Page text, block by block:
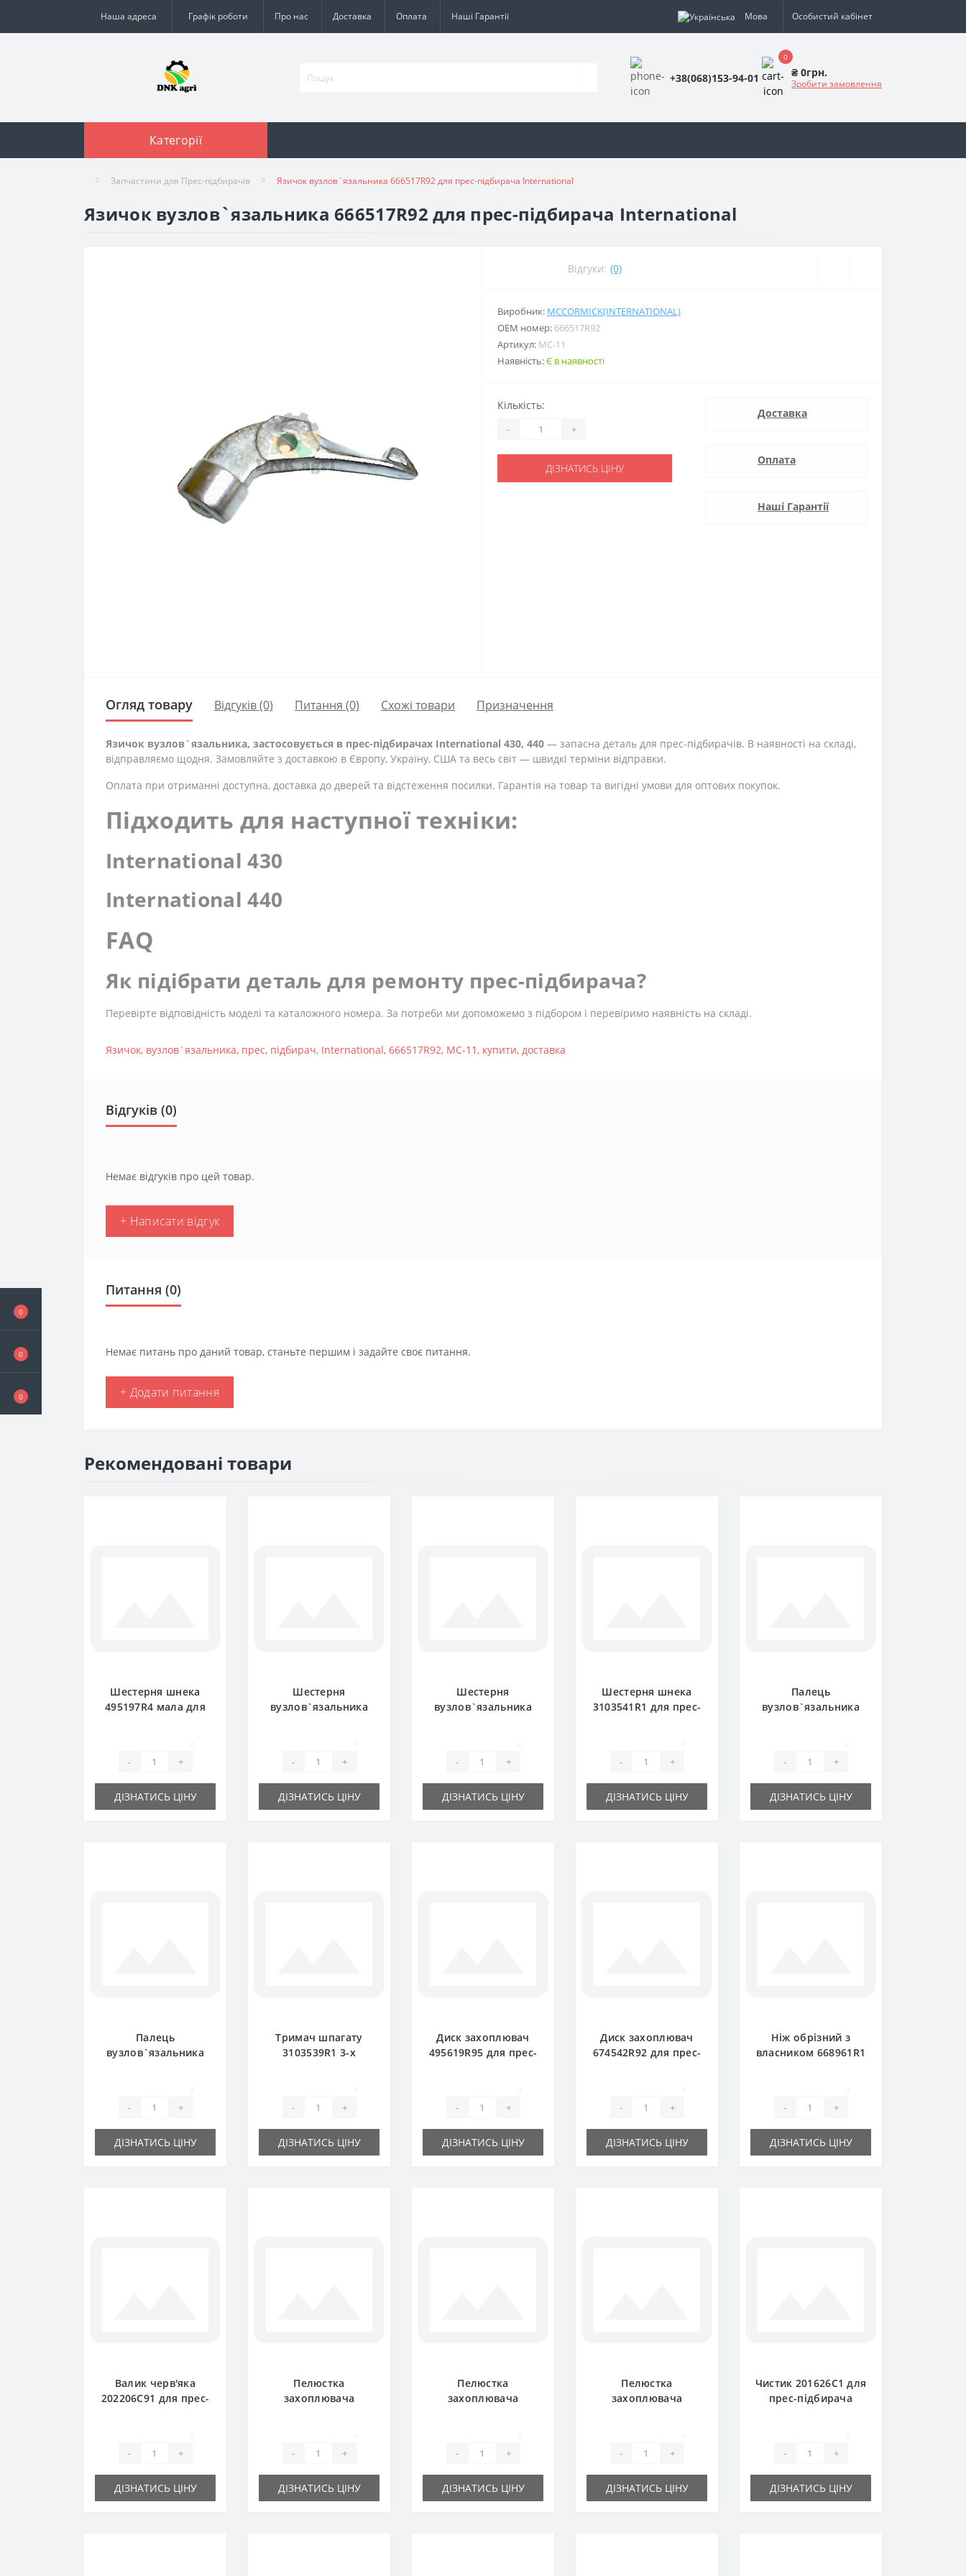
0
0
0
Наша адреса Графік роботи Про нас Доставка Оплата Наші Гарантії Мова Особистий кабінет
+38(068)153-94-01
0
₴ 0грн.
Зробити замовлення
Категорії
Запчастини для Прес-підбирачів Язичок вузлов`язальника 666517R92 для прес-підбирача International
Язичок вузлов`язальника 666517R92 для прес-підбирача International
Відгуки: (0)
Виробник: MCCORMICK(INTERNATIONAL)
ОЕМ номер: 666517R92
Артикул: MC-11
Наявність:Є в наявності
Кількість:
- +
ДІЗНАТИСЬ ЦІНУ
Доставка
Оплата
Наші Гарантії
Огляд товару Відгуків (0) Питання (0) Схожі товари Призначення
Язичок вузлов`язальника, застосовується в прес-підбирачах International 430, 440 — запасна деталь для прес-підбирачів. В наявності на складі,
відправляємо щодня. Замовляйте з доставкою в Європу, Україну, США та весь світ — швидкі терміни відправки.
Оплата при отриманні доступна, доставка до дверей та відстеження посилки. Гарантія на товар та вигідні умови для оптових покупок.
Підходить для наступної техніки:
International 430
International 440
FAQ
Як підібрати деталь для ремонту прес-підбирача?
Перевірте відповідність моделі та каталожного номера. За потреби ми допоможемо з підбором і перевіримо наявність на складі.
Язичок, вузлов`язальника, прес, підбирач, International, 666517R92, MC-11, купити, доставка
Відгуків (0)
Немає відгуків про цей товар.
+ Написати відгук
Питання (0)
Немає питань про даний товар, станьте першим і задайте своє питання.
+ Додати питання
Рекомендовані товари
Шестерня шнека
495197R4 мала для
- +
ДІЗНАТИСЬ ЦІНУ
Шестерня
вузлов`язальника
- +
ДІЗНАТИСЬ ЦІНУ
Шестерня
вузлов`язальника
- +
ДІЗНАТИСЬ ЦІНУ
Шестерня шнека
3103541R1 для прес-
- +
ДІЗНАТИСЬ ЦІНУ
Палець
вузлов`язальника
- +
ДІЗНАТИСЬ ЦІНУ
Палець
вузлов`язальника
- +
ДІЗНАТИСЬ ЦІНУ
Тримач шпагату
3103539R1 3-х
- +
ДІЗНАТИСЬ ЦІНУ
Диск захоплювач
495619R95 для прес-
- +
ДІЗНАТИСЬ ЦІНУ
Диск захоплювач
674542R92 для прес-
- +
ДІЗНАТИСЬ ЦІНУ
Ніж обрізний з
власником 668961R1
- +
ДІЗНАТИСЬ ЦІНУ
Валик черв'яка
202206C91 для прес-
- +
ДІЗНАТИСЬ ЦІНУ
Пелюстка
захоплювача
- +
ДІЗНАТИСЬ ЦІНУ
Пелюстка
захоплювача
International
- +
ДІЗНАТИСЬ ЦІНУ
Пелюстка
захоплювача
- +
ДІЗНАТИСЬ ЦІНУ
Чистик 201626C1 для
прес-підбирача
- +
ДІЗНАТИСЬ ЦІНУ